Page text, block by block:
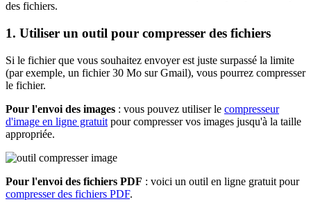
des fichiers.
1. Utiliser un outil pour compresser des fichiers
Si le fichier que vous souhaitez envoyer est juste surpassé la limite
(par exemple, un fichier 30 Mo sur Gmail), vous pourrez compresser
le fichier.
Pour l'envoi des images : vous pouvez utiliser le compresseur
d'image en ligne gratuit pour compresser vos images jusqu'à la taille
appropriée.
Pour l'envoi des fichiers PDF : voici un outil en ligne gratuit pour
compresser des fichiers PDF.